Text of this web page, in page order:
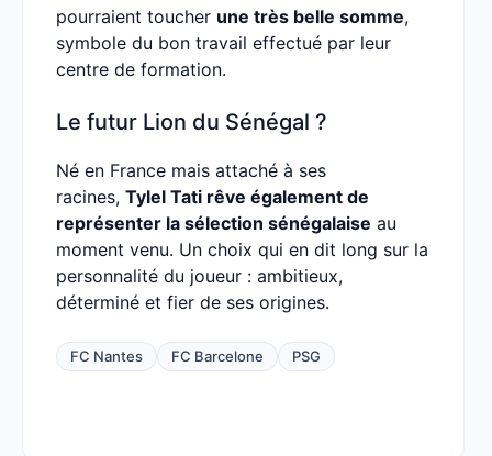
pourraient toucher une très belle somme,
symbole du bon travail effectué par leur
centre de formation.
Le futur Lion du Sénégal ?
Né en France mais attaché à ses
racines, Tylel Tati rêve également de
représenter la sélection sénégalaise au
moment venu. Un choix qui en dit long sur la
personnalité du joueur : ambitieux,
déterminé et fier de ses origines.
FC Nantes FC Barcelone PSG